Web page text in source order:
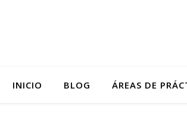
INICIO BLOG ÁREAS DE